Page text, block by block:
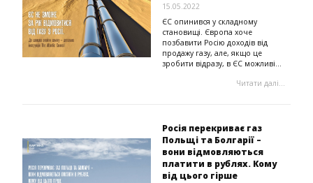
15.05.2022
ЄС опинився у складному
становищі. Європа хоче
позбавити Росію доходів від
продажу газу, але, якщо це
зробити відразу, в ЄС можливі...
Читати далі...
Росія перекриває газ
Польщі та Болгарії –
вони відмовляються
платити в рублях. Кому
від цього гірше